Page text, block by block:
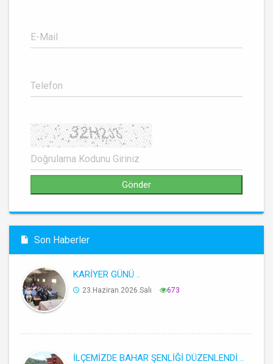
Son Haberler
KARİYER GÜNÜ ..
23.Haziran.2026.Salı 673
İLÇEMİZDE BAHAR ŞENLİĞİ DÜZENLENDİ ..